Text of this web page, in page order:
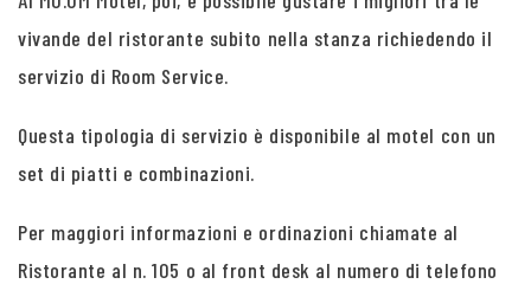
vivande del ristorante subito nella stanza richiedendo il
servizio di Room Service.
Questa tipologia di servizio è disponibile al motel con un
set di piatti e combinazioni.
Per maggiori informazioni e ordinazioni chiamate al
Ristorante al n. 105 o al front desk al numero di telefono